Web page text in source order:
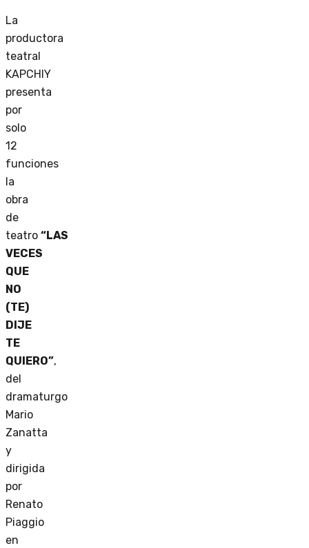
La
productora
teatral
KAPCHIY
presenta
por
solo
12
funciones
la
obra
de
teatro “LAS
VECES
QUE
NO
(TE)
DIJE
TE
QUIERO”,
del
dramaturgo
Mario
Zanatta
y
dirigida
por
Renato
Piaggio
en